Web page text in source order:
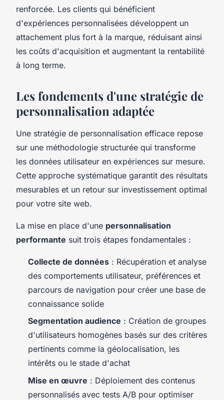
renforcée. Les clients qui bénéficient
d'expériences personnalisées développent un
attachement plus fort à la marque, réduisant ainsi
les coûts d'acquisition et augmentant la rentabilité
à long terme.
Les fondements d'une stratégie de
personnalisation adaptée
Une stratégie de personnalisation efficace repose
sur une méthodologie structurée qui transforme
les données utilisateur en expériences sur mesure.
Cette approche systématique garantit des résultats
mesurables et un retour sur investissement optimal
pour votre site web.
La mise en place d'une personnalisation
performante suit trois étapes fondamentales :
Collecte de données : Récupération et analyse
des comportements utilisateur, préférences et
parcours de navigation pour créer une base de
connaissance solide
Segmentation audience : Création de groupes
d'utilisateurs homogènes basés sur des critères
pertinents comme la géolocalisation, les
intérêts ou le stade d'achat
Mise en œuvre : Déploiement des contenus
personnalisés avec tests A/B pour optimiser